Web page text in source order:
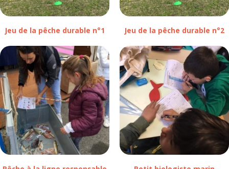
Jeu de la pêche durable n°1 Jeu de la pêche durable n°2